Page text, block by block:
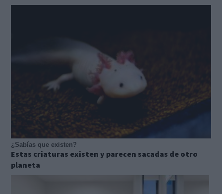
¿Sabías que existen?
Estas criaturas existen y parecen sacadas de otro
planeta